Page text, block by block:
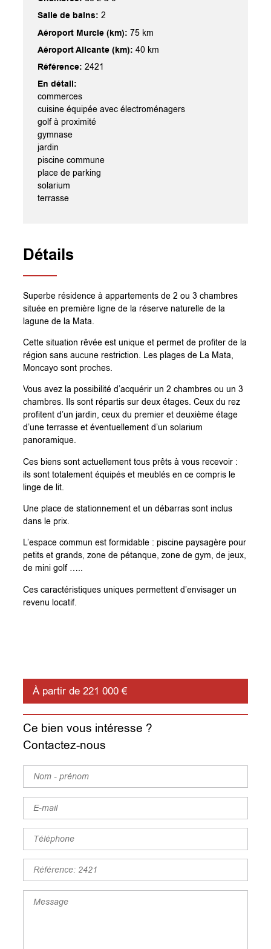
Salle de bains: 2
Aéroport Murcie (km): 75 km
Aéroport Alicante (km): 40 km
Référence: 2421
En détail:
commerces
cuisine équipée avec électroménagers
golf à proximité
gymnase
jardin
piscine commune
place de parking
solarium
terrasse
Détails
Superbe résidence à appartements de 2 ou 3 chambres
située en première ligne de la réserve naturelle de la
lagune de la Mata.
Cette situation rêvée est unique et permet de profiter de la
région sans aucune restriction. Les plages de La Mata,
Moncayo sont proches.
Vous avez la possibilité d’acquérir un 2 chambres ou un 3
chambres. Ils sont répartis sur deux étages. Ceux du rez
profitent d’un jardin, ceux du premier et deuxième étage
d’une terrasse et éventuellement d’un solarium
panoramique.
Ces biens sont actuellement tous prêts à vous recevoir :
ils sont totalement équipés et meublés en ce compris le
linge de lit.
Une place de stationnement et un débarras sont inclus
dans le prix.
L’espace commun est formidable : piscine paysagère pour
petits et grands, zone de pétanque, zone de gym, de jeux,
de mini golf …..
Ces caractéristiques uniques permettent d’envisager un
revenu locatif.
À partir de 221 000 €
Ce bien vous intéresse ?
Contactez-nous